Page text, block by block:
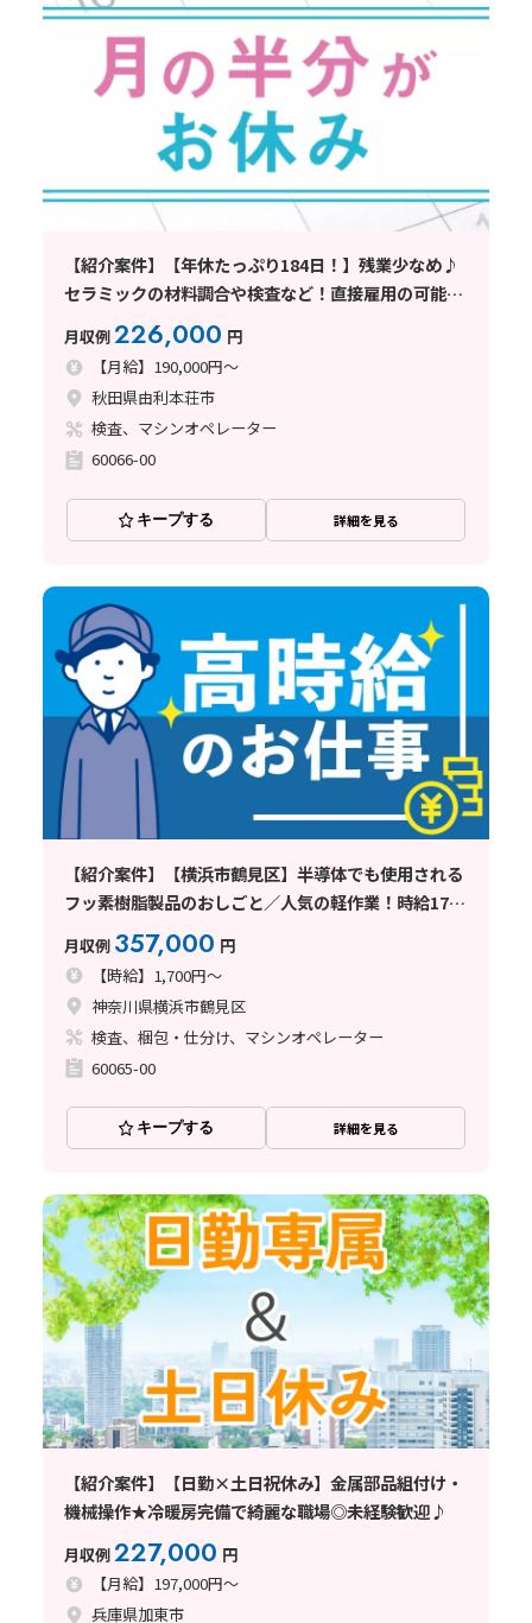
【紹介案件】【年休たっぷり184日！】残業少なめ♪
セラミックの材料調合や検査など！直接雇用の可能性
月収例226,000 円
【月給】190,000円～
秋田県由利本荘市
検査、マシンオペレーター
60066-00
キープする 詳細を見る
【紹介案件】【横浜市鶴見区】半導体でも使用される
フッ素樹脂製品のおしごと／人気の軽作業！時給1700
月収例 357,000 円
【時給】1,700円～
神奈川県横浜市鶴見区
検査、梱包・仕分け、マシンオペレーター
60065-00
キープする 詳細を見る
【紹介案件】【日勤×土日祝休み】金属部品組付け・
機械操作★冷暖房完備で綺麗な職場◎未経験歓迎♪
月収例227,000 円
【月給】197,000円～
兵庫県加東市